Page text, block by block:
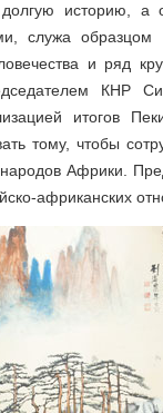
историю, а
служа
и ряд
КНР
итогов
тому, чтобы
Африки.
африканских